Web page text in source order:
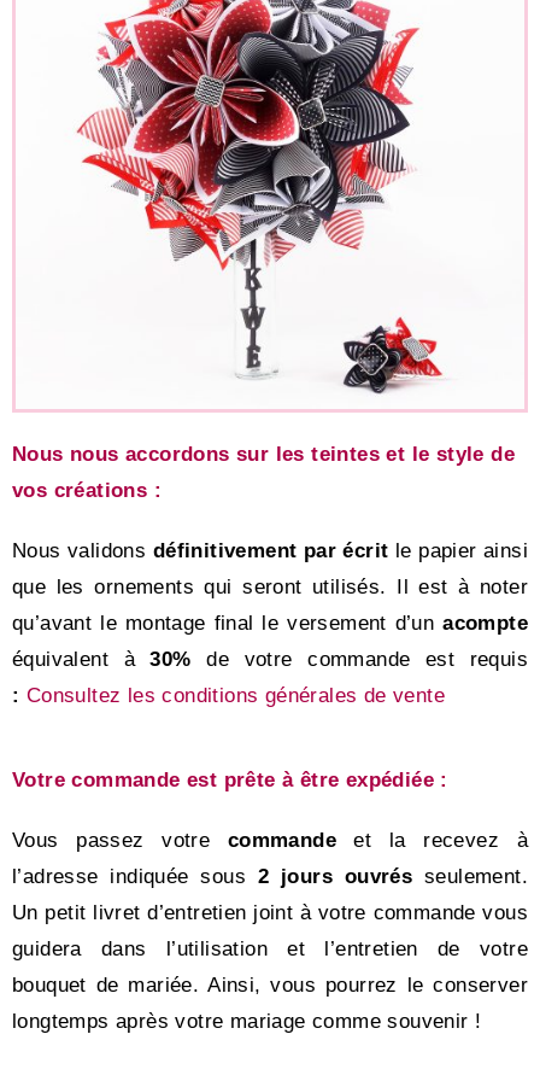
Nous nous accordons sur les teintes et le style de
vos créations :
Nous validons définitivement par écrit le papier ainsi
que les ornements qui seront utilisés. Il est à noter
qu’avant le montage final le versement d’unacompte
équivalent à30% de votre commande est requis
: Consultez les conditions générales de vente
Votre commande est prête à être expédiée :
Vous passez votre commandeet la recevez à
l’adresse indiquée sous 2 jours ouvrés seulement.
Un petit livret d’entretien joint à votre commande vous
guidera dans l’utilisation et l’entretien de votre
bouquet de mariée. Ainsi, vous pourrez le conserver
longtemps après votre mariage comme souvenir !